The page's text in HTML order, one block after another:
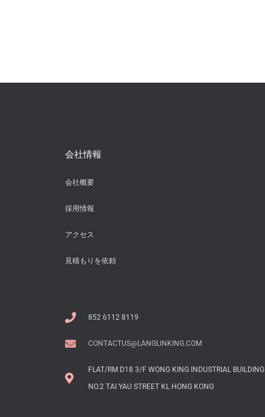
会社情報
会社概要
採用情報
アクセス
見積もりを依頼
852 6112 8119
CONTACTUS@LANGLINKING.COM
FLAT/RM D18 3/F WONG KING INDUSTRIAL BUILDING
NO.2 TAI YAU STREET KL HONG KONG